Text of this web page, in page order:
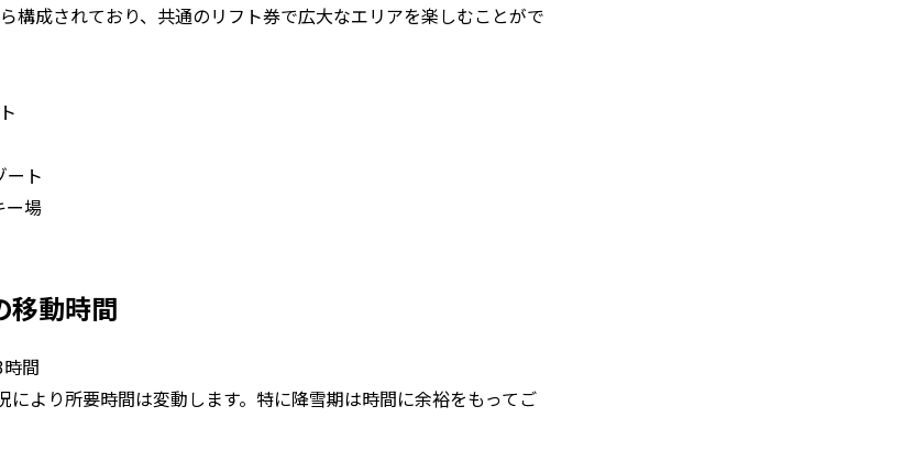
構成されており、共通のリフト券で広大なエリアを楽しむことがで
ート
ー場
移動時間
間
により所要時間は変動します。特に降雪期は時間に余裕をもってご